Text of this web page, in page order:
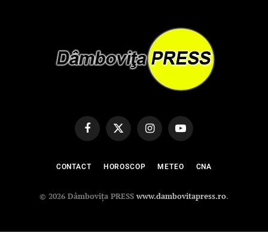
FacebookX
(Twitter)
InstagramYouTube
CONTACT HOROSCOP METEO CNA
© 2026 Dâmbovița PRESSwww.dambovitapress.ro.